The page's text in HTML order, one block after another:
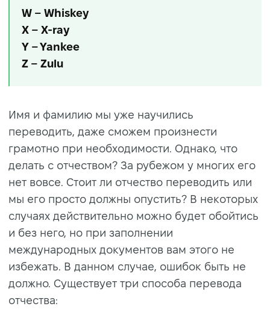
W – Whiskey
X – X-ray
Y – Yankee
Z – Zulu
Имя и фамилию мы уже научились
переводить, даже сможем произнести
грамотно при необходимости. Однако, что
делать с отчеством? За рубежом у многих его
нет вовсе. Стоит ли отчество переводить или
мы его просто должны опустить? В некоторых
случаях действительно можно будет обойтись
и без него, но при заполнении
международных документов вам этого не
избежать. В данном случае, ошибок быть не
должно. Существует три способа перевода
отчества: